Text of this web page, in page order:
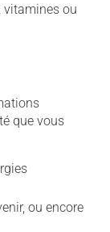
vitamines ou
que vous
ou encore